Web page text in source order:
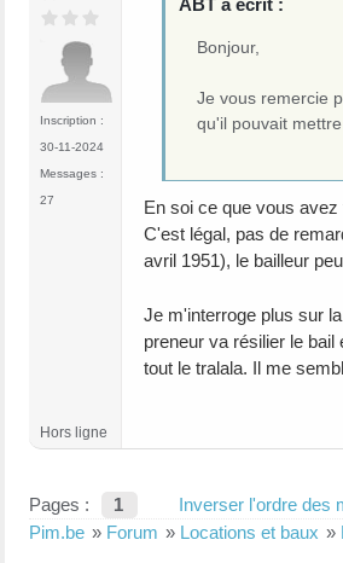
Inscription :
30-11-2024
Messages :
27
Bonjour,
Je vous remercie
qu'il pouvait
En soi ce que vous
C'est légal, pas de
avril 1951), le bailleur
Je m'interroge plus sur
preneur va résilier le
tout le tralala. Il me
Hors ligne
Pages : 1
Inverser l'ordre des
Pim.be » Forum » Locations et baux »